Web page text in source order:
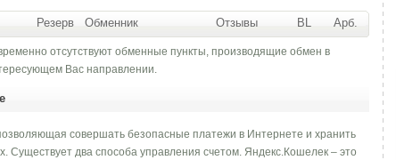
Резерв Обменник Отзывы BL Арб.
отсутствуют обменные пункты, производящие обмен в
Вас направлении.
совершать безопасные платежи в Интернете и хранить
два способа управления счетом. Яндекс.Кошелек – это